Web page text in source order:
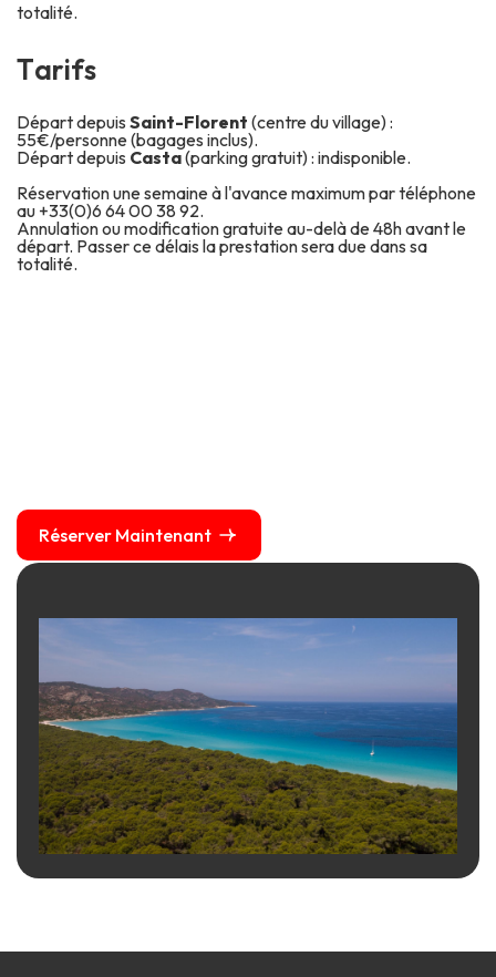
totalité.
Tarifs
Départ depuis Saint-Florent (centre du village) :
55€/personne (bagages inclus).
Départ depuis Casta(parking gratuit) : indisponible.
Réservation une semaine à l'avance maximum par téléphone
au +33(0)6 64 00 38 92.
Annulation ou modification gratuite au-delà de 48h avant le
départ. Passer ce délais la prestation sera due dans sa
totalité.
Réserver Maintenant